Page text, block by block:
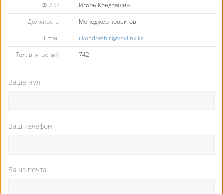
Ф.И.О
Игорь Кондрашин
Должность
Менеджер проектов
Email
i.kondrashin@voxlink.kz
Тел. внутрений
742
Ваше имя
Ваш телефон
Ваша почта